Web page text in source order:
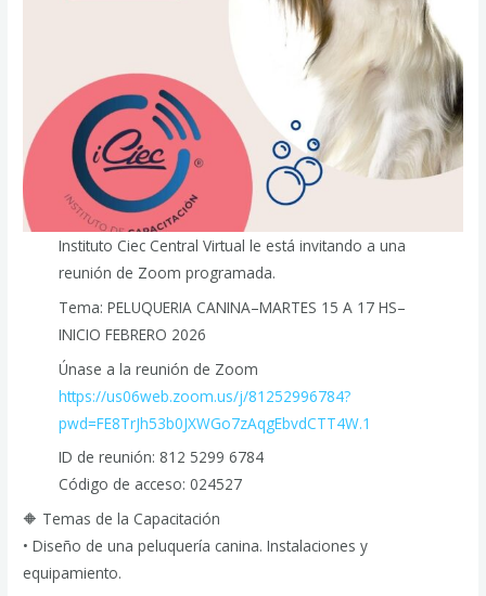
Instituto Ciec Central Virtual le está invitando a una
reunión de Zoom programada.
Tema: PELUQUERIA CANINA–MARTES 15 A 17 HS–
INICIO FEBRERO 2026
Únase a la reunión de Zoom
https://us06web.zoom.us/j/81252996784?
pwd=FE8TrJh53b0JXWGo7zAqgEbvdCTT4W.1
ID de reunión: 812 5299 6784
Código de acceso: 024527
🔶 Temas de la Capacitación
• Diseño de una peluquería canina. Instalaciones y
equipamiento.